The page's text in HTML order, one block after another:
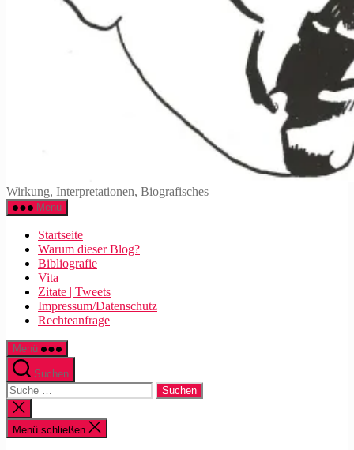
Walter
Mehring
Wirkung, Interpretationen, Biografisches
Menü
Startseite
Warum dieser Blog?
Bibliografie
Vita
Zitate | Tweets
Impressum/Datenschutz
Rechteanfrage
Menü
Suchen
Suche
nach:
Suche
schließen
Menü schließen